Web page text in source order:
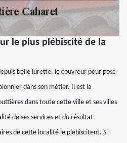
le plus plébiscité de la
belle lurette, le couvreur pour pose
dans son métier. Il est la
dans toute cette ville et ses villes
de ses services et du résultat
de cette localité le plébiscitent. Si